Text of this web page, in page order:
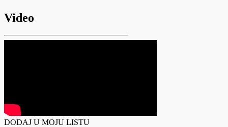
Video
DODAJ U MOJU LISTU